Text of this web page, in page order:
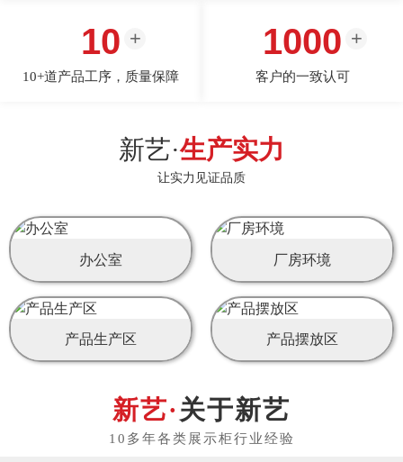
10
10+道产品工序，质量保障
1000
客户的一致认可
新艺·生产实力
让实力见证品质
办公室 厂房环境
产品生产区 产品摆放区
关于新艺